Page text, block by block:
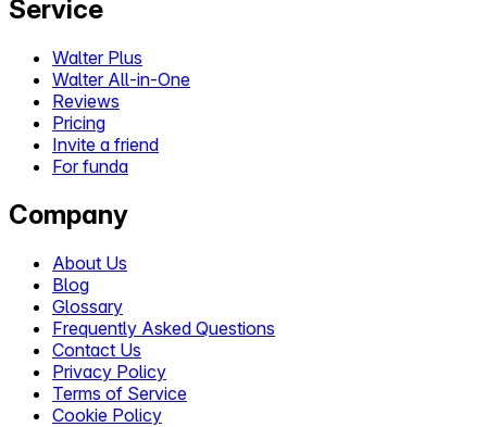
Service
Walter Plus
Walter All-in-One
Reviews
Pricing
Invite a friend
For funda
Company
About Us
Blog
Glossary
Frequently Asked Questions
Contact Us
Privacy Policy
Terms of Service
Cookie Policy